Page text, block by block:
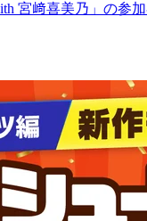
宮﨑喜美乃」の参